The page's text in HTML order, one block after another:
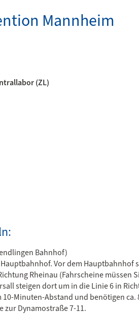
Mannheim
(ZL)
Bahnhof)
Vor dem Hauptbahnhof
Rheinau (Fahrscheine müssen
steigen dort um in die Linie 6 in
Minuten-Abstand und benötigen ca.
zur Dynamostraße 7-11.